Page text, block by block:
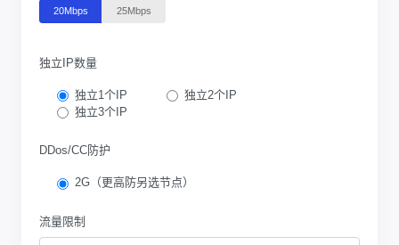
20Mbps 25Mbps
独立IP数量
独立1个IP
独立2个IP
独立3个IP
DDos/CC防护
2G（更高防另选节点）
流量限制